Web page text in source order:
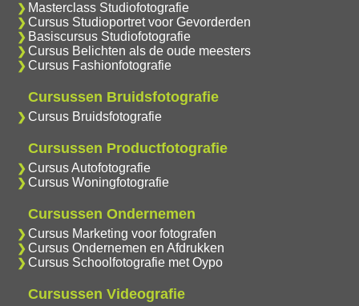
Masterclass Studiofotografie
Cursus Studioportret voor Gevorderden
Basiscursus Studiofotografie
Cursus Belichten als de oude meesters
Cursus Fashionfotografie
Cursussen Bruidsfotografie
Cursus Bruidsfotografie
Cursussen Productfotografie
Cursus Autofotografie
Cursus Woningfotografie
Cursussen Ondernemen
Cursus Marketing voor fotografen
Cursus Ondernemen en Afdrukken
Cursus Schoolfotografie met Oypo
Cursussen Videografie